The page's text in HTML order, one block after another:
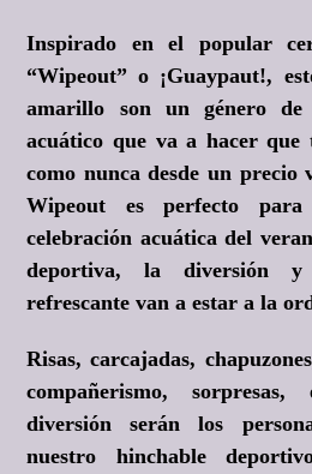
Inspirado en el popular
“Wipeout” o ¡Guaypaut!,
amarillo son un género de
acuático que va a hacer
como nunca desde un precio
Wipeout es perfecto
celebración acuática del
deportiva, la diversión y
refrescante van a estar a la
Risas, carcajadas,
compañerismo,
diversión serán los
nuestro hinchable